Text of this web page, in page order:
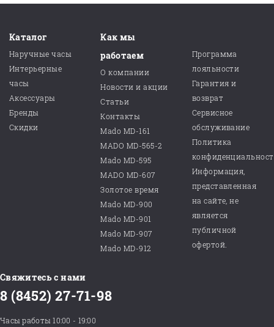
Каталог
Наручные часы
Интерьерные
часы
Аксессуары
Бренды
Скидки
Как мы
работаем
О компании
Новости и акции
Статьи
Контакты
Mado MD-161
MADO MD-565-2
Mado MD-595
MADO MD-607
Золотое время
Mado MD-900
Mado MD-901
Mado MD-907
Mado MD-912
Программа
лояльности
Гарантия и
возврат
Сервисное
обслуживание
Политика
Информация,
представленная
на сайте, не
является
публичной
офертой.
Свяжитесь с нами
8 (8452) 27-71-98
Часы работы 10:00 - 19:00